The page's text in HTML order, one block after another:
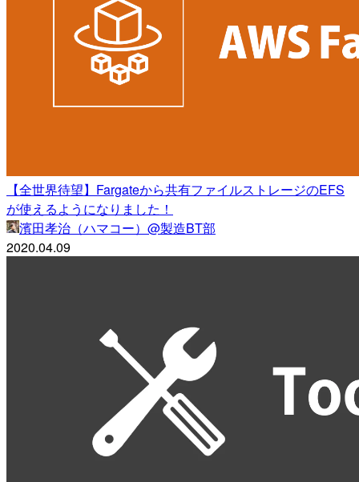
【全世界待望】Fargateから共有ファイルストレージのEFS
が使えるようになりました！
濱田孝治（ハマコー）@製造BT部
2020.04.09